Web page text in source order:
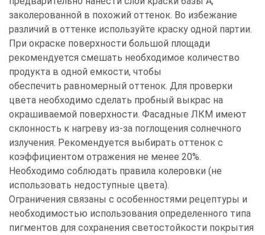
заколерованной в похожий оттенок. Во избежание
различий в оттенке используйте краску одной партии.
При окраске поверхности большой площади
рекомендуется смешать необходимое количество
продукта в одной емкости, чтобы
обеспечить равномерный оттенок. Для проверки
цвета необходимо сделать пробный выкрас на
окрашиваемой поверхности. Фасадные ЛКМ имеют
склонность к нагреву из-за поглощения солнечного
излучения. Рекомендуется выбирать оттенок с
коэффициентом отражения не менее 20%.
Необходимо соблюдать правила колеровки (не
использовать недоступные цвета).
Ограничения связаны с особенностями рецептуры и
необходимостью использования определенного типа
пигментов для сохранения светостойкости покрытия